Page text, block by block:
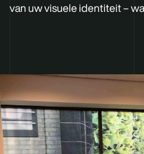
van uw visuele identiteit –